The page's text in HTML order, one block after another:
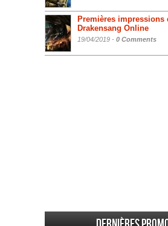
Premières impressions
Drakensang Online
19/04/2019 - 0 Comments